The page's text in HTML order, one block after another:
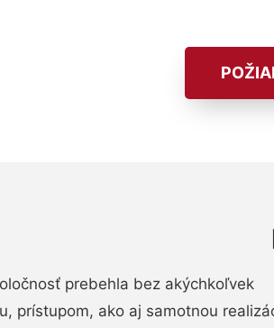
prebehla bez akýchkoľvek
prístupom, ako aj samotnou